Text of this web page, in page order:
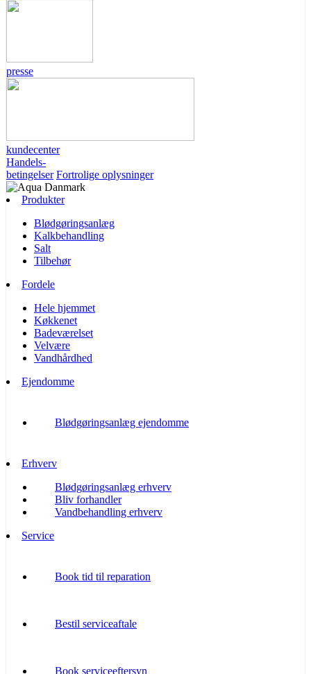
presse
kundecenter
Handels-
betingelser Fortrolige oplysninger
Produkter
Blødgøringsanlæg
Kalkbehandling
Salt
Tilbehør
Fordele
Hele hjemmet
Køkkenet
Badeværelset
Velvære
Vandhårdhed
Ejendomme
Blødgøringsanlæg ejendomme
Erhverv
Blødgøringsanlæg erhverv
Bliv forhandler
Vandbehandling erhverv
Service
Book tid til reparation
Bestil serviceaftale
Book serviceeftersyn